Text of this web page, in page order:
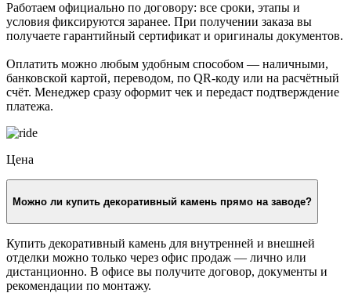
Работаем официально по договору: все сроки, этапы и
условия фиксируются заранее. При получении заказа вы
получаете гарантийный сертификат и оригиналы документов.
Оплатить можно любым удобным способом — наличными,
банковской картой, переводом, по QR-коду или на расчётный
счёт. Менеджер сразу оформит чек и передаст подтверждение
платежа.
Цена
Можно ли купить декоративный камень прямо на заводе?
Купить декоративный камень для внутренней и внешней
отделки можно только через офис продаж — лично или
дистанционно. В офисе вы получите договор, документы и
рекомендации по монтажу.